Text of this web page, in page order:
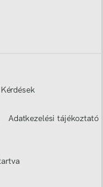
Adatkezelési tájékoztató